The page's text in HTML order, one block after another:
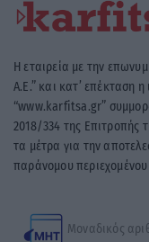
Η εταιρεία με την
A.E.” και κατ’ επέκταση
“www.karfitsa.gr”
2018/334 της Επιτροπής
τα μέτρα για την
παράνομου
Μοναδικός